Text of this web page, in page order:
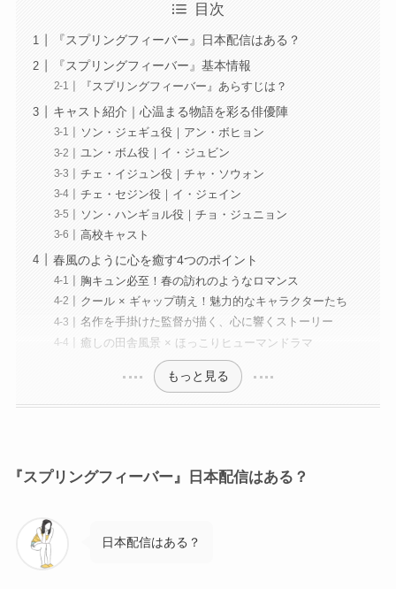
目次
『スプリングフィーバー』日本配信はある？
『スプリングフィーバー』基本情報
『スプリングフィーバー』あらすじは？
キャスト紹介｜心温まる物語を彩る俳優陣
ソン・ジェギュ役｜アン・ボヒョン
ユン・ボム役｜イ・ジュビン
チェ・イジュン役｜チャ・ソウォン
チェ・セジン役｜イ・ジェイン
ソン・ハンギョル役｜チョ・ジュニョン
高校キャスト
春風のように心を癒す4つのポイント
胸キュン必至！春の訪れのようなロマンス
クール × ギャップ萌え！魅力的なキャラクターたち
名作を手掛けた監督が描く、心に響くストーリー
癒しの田舎風景 × ほっこりヒューマンドラマ
もっと見る
『スプリングフィーバー』日本配信はある？
日本配信はある？